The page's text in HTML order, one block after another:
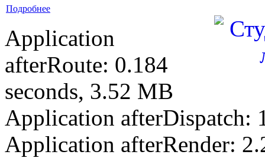
Подробнее
Application
afterRoute: 0.184
seconds, 3.52 MB
Application afterDispatch:
Application afterRender: